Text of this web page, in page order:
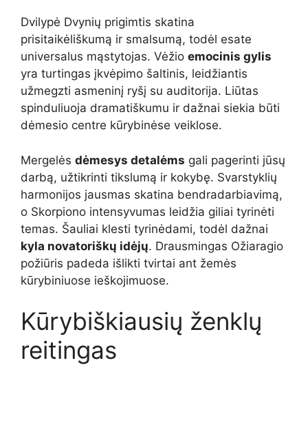
Dvilypė Dvynių prigimtis skatina
prisitaikėliškumą ir smalsumą, todėl esate
universalus mąstytojas. Vėžio emocinis gylis
yra turtingas įkvėpimo šaltinis, leidžiantis
užmegzti asmeninį ryšį su auditorija. Liūtas
spinduliuoja dramatiškumu ir dažnai siekia būti
dėmesio centre kūrybinėse veiklose.
Mergelės dėmesys detalėms gali pagerinti jūsų
darbą, užtikrinti tikslumą ir kokybę. Svarstyklių
harmonijos jausmas skatina bendradarbiavimą,
o Skorpiono intensyvumas leidžia giliai tyrinėti
temas. Šauliai klesti tyrinėdami, todėl dažnai
kyla novatoriškų idėjų. Drausmingas Ožiaragio
požiūris padeda išlikti tvirtai ant žemės
kūrybiniuose ieškojimuose.
Kūrybiškiausių ženklų
reitingas